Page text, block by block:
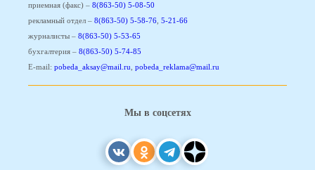
приемная (факс) – 8(863-50) 5-08-50
рекламный отдел – 8(863-50) 5-58-76, 5-21-66
журналисты – 8(863-50) 5-53-65
бухгалтерия – 8(863-50) 5-74-85
E-mail: pobeda_aksay@mail.ru, pobeda_reklama@mail.ru
Мы в соцсетях